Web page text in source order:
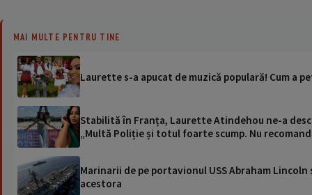
MAI MULTE PENTRU TINE
Laurette s-a apucat de muzică populară! Cum a
Stabilită în Franța, Laurette Atindehou ne-a
„Multă Poliție și totul foarte scump. Nu
Marinarii de pe portavionul USS Abraham
acestora